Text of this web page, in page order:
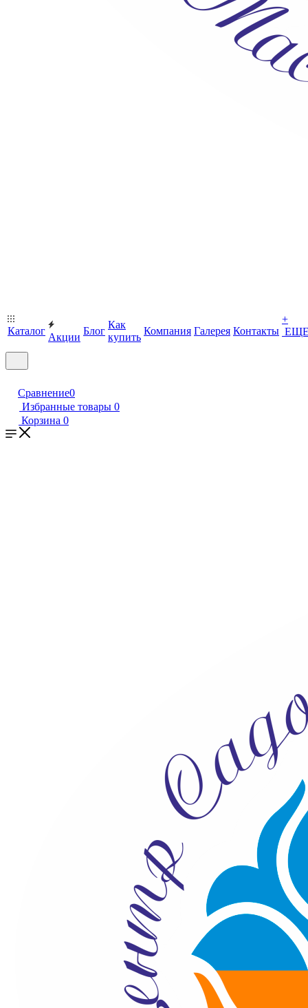
Каталог
Акции
Блог
Как
купить
Компания Галерея Контакты
+
Сравнение0
Избранные товары 0
Корзина 0